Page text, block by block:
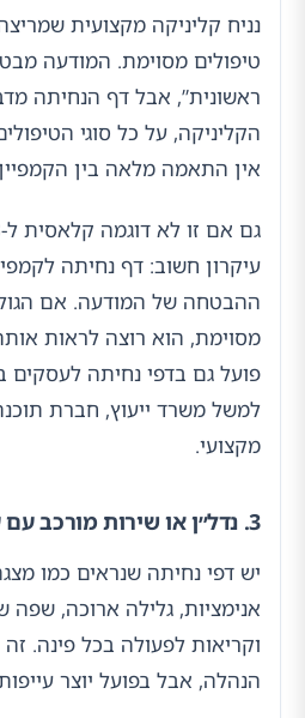
נניח קליניקה מקצועית
טיפולים מסוימת. המודעה
ראשונית”, אבל דף הנחיתה
הקליניקה, על כל סוגי
אין התאמה מלאה בין
עיקרון חשוב: דף נחיתה
ההבטחה של המודעה. אם
מסוימת, הוא רוצה לראות
למשל משרד ייעוץ, חברת
מקצועי.
3. נדל״ן או שירות מורכב עם עמוד מרשים מדי
יש דפי נחיתה שנראים כמו
אנימציות, גלילה ארוכה, שפה
וקריאות לפעולה בכל פינה.
הנהלה, אבל בפועל יוצר